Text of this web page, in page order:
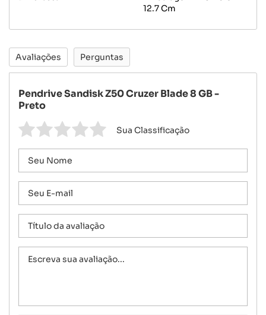
12.7 Cm
Avaliações Perguntas
Pendrive Sandisk Z50 Cruzer Blade 8 GB -
Preto
Sua Classificação